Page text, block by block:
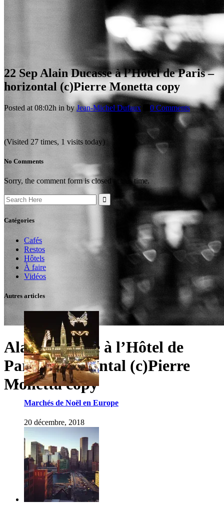
Alain Ducasse à l’Hôtel de
Paris – horizontal (c)Pierre
Monetta copy
22 Sep Alain Ducasse à l’Hôtel de Paris –
horizontal (c)Pierre Monetta copy
Posted at 08:02h in byJean-Michel Dufaux 0 Comments
(Visited 27 times, 1 visits today)
No Comments
Sorry, the comment form is closed at this time.
Search
for:
Catégories
Cafés
Restos
Hôtels
À faire
Vidéos
Autres articles
Marchés de Noël en Europe
20 décembre, 2018